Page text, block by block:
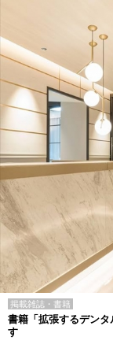
掲載雑誌・書籍
書籍「拡張するデン
す